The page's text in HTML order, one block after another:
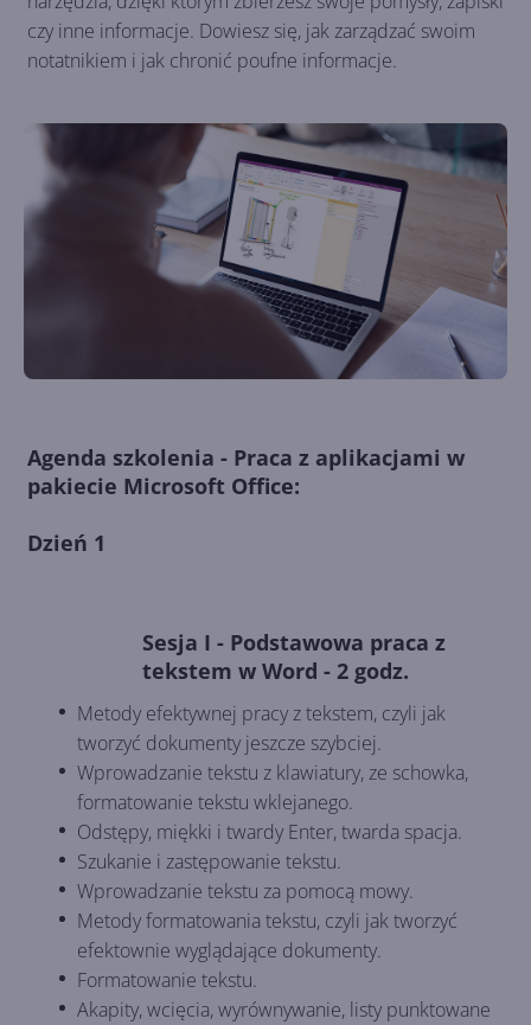
czy inne informacje. Dowiesz się, jak zarządzać swoim
notatnikiem i jak chronić poufne informacje.
Agenda szkolenia - Praca z aplikacjami w
pakiecie Microsoft Office:
Dzień 1
Sesja I - Podstawowa praca z
tekstem w Word - 2 godz.
Metody efektywnej pracy z tekstem, czyli jak
tworzyć dokumenty jeszcze szybciej.
Wprowadzanie tekstu z klawiatury, ze schowka,
formatowanie tekstu wklejanego.
Odstępy, miękki i twardy Enter, twarda spacja.
Szukanie i zastępowanie tekstu.
Wprowadzanie tekstu za pomocą mowy.
Metody formatowania tekstu, czyli jak tworzyć
efektownie wyglądające dokumenty.
Formatowanie tekstu.
Akapity, wcięcia, wyrównywanie, listy punktowane